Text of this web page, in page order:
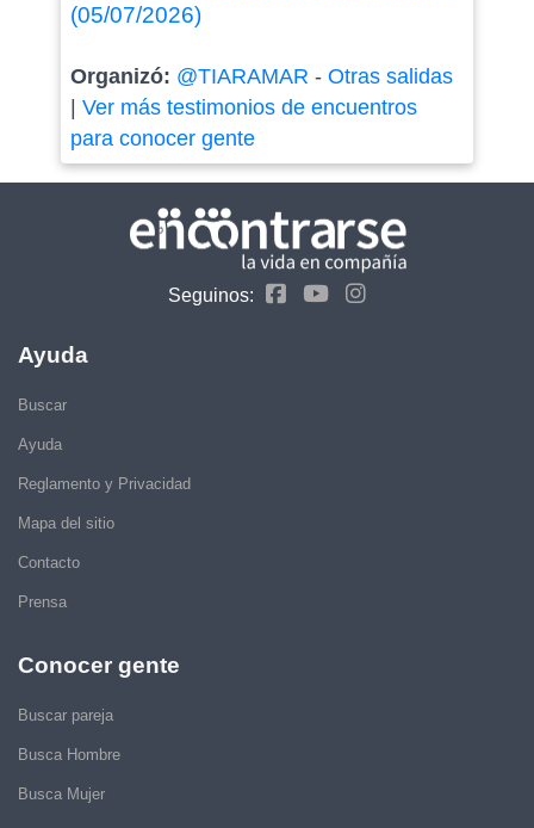
(05/07/2026)
Organizó: @TIARAMAR - Otras salidas
| Ver más testimonios de encuentros
para conocer gente
Seguinos:
Ayuda
Buscar
Ayuda
Reglamento y Privacidad
Mapa del sitio
Contacto
Prensa
Conocer gente
Buscar pareja
Busca Hombre
Busca Mujer